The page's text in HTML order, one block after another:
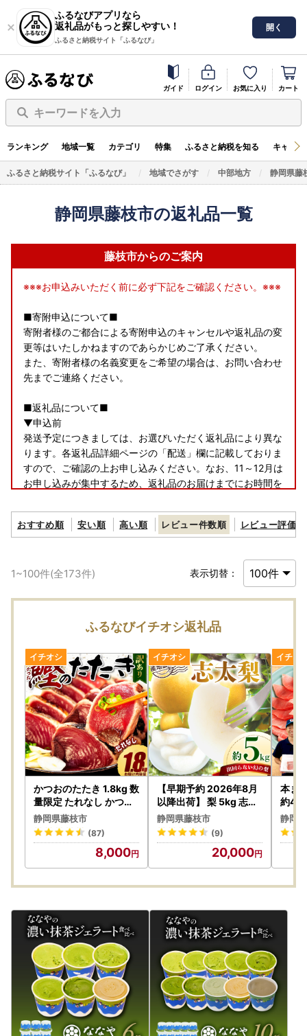
ふるなびアプリなら
返礼品がもっと探しやすい！
ふるさと納税サイト「ふるなび」
開く
ガイド ログイン お気に入り カート
キーワードを入力
ランキング 地域一覧 カテゴリ 特集 ふるさと納税を知る キャン
ふるさと納税サイト「ふるなび」 地域でさがす 中部地方 静岡県藤
静岡県藤枝市の返礼品一覧
藤枝市からのご案内
※※※お申込みいただく前に必ず下記をご確認ください。※※※
■寄附申込について■
寄附者様のご都合による寄附申込のキャンセルや返礼品の変
更等はいたしかねますのであらかじめご了承ください。
また、寄附者様の名義変更をご希望の場合は、お問い合わせ
先までご連絡ください。
■返礼品について■
▼申込前
発送予定につきましては、お選びいただく返礼品により異な
ります。各返礼品詳細ページの「配送」欄に記載しておりま
すので、ご確認の上お申し込みください。なお、11～12月は
お申し込みが集中するため、返礼品のお届けまでにお時間を
すようお願いいたします。
また、返礼品をお受け取りいただけないご不在期間等がござ
でご連絡ください。ただし、お届け時期の指定等のご要望に
つきましては対応いたしかねますのであらかじめご了承くだ
返礼品のお受け取り後はすぐに中身や状態をご確認いただ
き、万が一不具合等がございましたら、大変お手数ではござ
いますがお問い合わせ先までご連絡いただきますようお願い
申し上げます。なお、お受け取りからお日にちが経過した後
のご連絡につきましては対応いたしかねる場合がございます
のであらかじめご了承ください。
■返礼品と関係書類の発送について■
藤枝市では、返礼品と受領証明書やワンストップ特例申請書
などの関係書類は、別に発送しております。
お届け時期が前後する場合がございますがご了承ください。
■藤枝市では令和5年9月から■
ふるさと納税総合窓口ふるまど」のサービス利用を開始し
ました。
マイナンバーカードとスマートフォンがあればオンラインで
ンライン申請用のQRコード付き申請書を送付いたします。
らもオンライン申請可能です。詳しくは藤枝市ホームページ
をご覧ください。この機会にぜひご活用ください！
※オンライン申請をするためには、公的個人認証アプリ＜ア
イアム＞のダウンロードが必要です。
App Storeからダウンロード
Google Playからダウンロード
おすすめ順 安い順 高い順 レビュー件数順 レビュー評価順
1~100件(全173件) 表示切替：
ふるなびイチオシ返礼品
かつおのたたき 1.8kg 数
量限定 たれなし かつお
のたたき 鰹
静岡県藤枝市
(87)
8,000
【早期予約 2026年8月
以降出荷】 梨 5kg 志太
梨
静岡県藤枝市
(9)
20,000
本ま
約
】
静岡